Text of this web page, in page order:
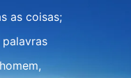
as coisas;